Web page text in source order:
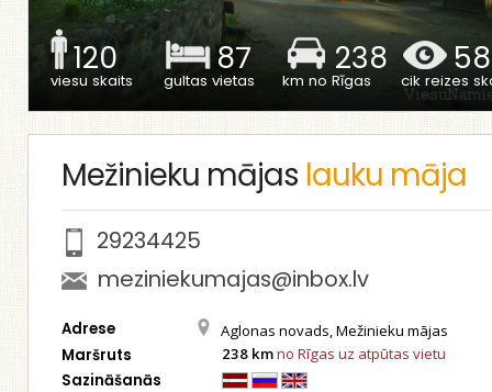
120
viesu skaits
87
gultas vietas
238
km no Rīgas cik reizes
Mežinieku mājas lauku māja
29234425
meziniekumajas@inbox.lv
Adrese Aglonas novads, Mežinieku mājas
Maršruts 238 kmno Rīgas uz atpūtas vietu
Sazināšanās